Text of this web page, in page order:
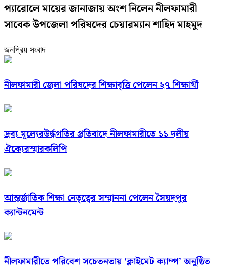
প্যারোলে মায়ের জানাজায় অংশ নিলেন নীলফামারী
সাবেক উপজেলা পরিষদের চেয়ারম্যান শাহিদ মাহমুদ
জনপ্রিয় সংবাদ
নীলফামারী জেলা পরিষদের শিক্ষাবৃত্তি পেলেন ২৭ শিক্ষার্থী
দ্রব্য মূল্যেরউর্দ্ধগতির প্রতিবাদে নীলফামারীতে ১১ দলীয়
ঐক্যেরস্মারকলিপি
আন্তর্জাতিক শিক্ষা নেতৃত্বের সম্মাননা পেলেন সৈয়দপুর
ক্যান্টনমেন্ট
নীলফামারীতে পরিবেশ সচেতনতায় ‘ক্লাইমেট ক্যাম্প’ অনুষ্ঠিত